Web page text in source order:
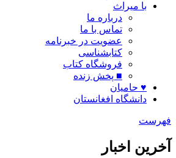
با میراث
درباره ما
تماس با ما
عضویت در خبرنامه
کتابشناسی
فروشگاه کتاب
■ پخش زنده
♥ حامیان
دانشگاه افغانستان
فهرست
آخرین اخبار